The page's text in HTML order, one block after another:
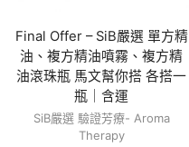
Final Offer – SiB嚴選 單方精
油、複方精油噴霧、複方精
油滾珠瓶 馬文幫你搭 各搭一
瓶｜含運
SiB嚴選 驗證芳療- Aroma
Therapy